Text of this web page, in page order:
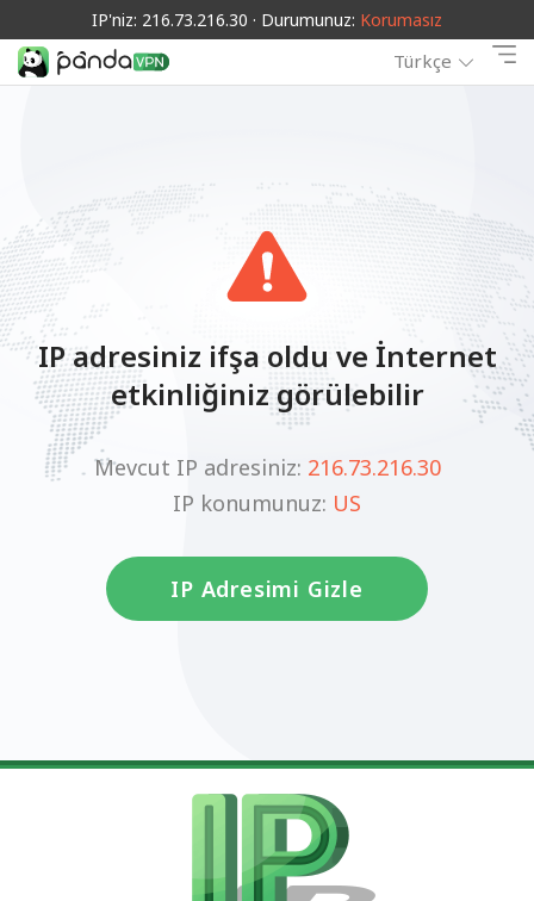
IP'niz: 216.73.216.30 · Durumunuz: Korumasız
Türkçe
IP adresiniz ifşa oldu ve İnternet
etkinliğiniz görülebilir
Mevcut IP adresiniz: 216.73.216.30
IP konumunuz: US
IP Adresimi Gizle